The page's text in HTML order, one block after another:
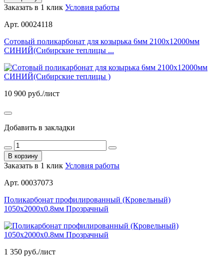
Заказать в 1 клик Условия работы
Арт. 00024118
Сотовый поликарбонат для козырька 6мм 2100х12000мм
СИНИЙ(Сибирские теплицы ...
10 900 руб./лист
Добавить в закладки
В корзину
Заказать в 1 клик Условия работы
Арт. 00037073
Поликарбонат профилированный (Кровельный)
1050х2000х0.8мм Прозрачный
1 350 руб./лист